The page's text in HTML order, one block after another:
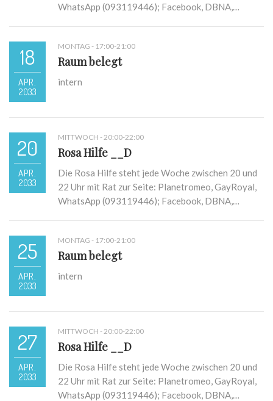
WhatsApp (093119446); Facebook, DBNA,…
18
APR.
2033
MONTAG - 17:00-21:00
Raum belegt
intern
20
APR.
2033
MITTWOCH - 20:00-22:00
Rosa Hilfe __D
Die Rosa Hilfe steht jede Woche zwischen 20 und
22 Uhr mit Rat zur Seite: Planetromeo, GayRoyal,
WhatsApp (093119446); Facebook, DBNA,…
25
APR.
2033
MONTAG - 17:00-21:00
Raum belegt
intern
27
APR.
2033
MITTWOCH - 20:00-22:00
Rosa Hilfe __D
Die Rosa Hilfe steht jede Woche zwischen 20 und
22 Uhr mit Rat zur Seite: Planetromeo, GayRoyal,
WhatsApp (093119446); Facebook, DBNA,…